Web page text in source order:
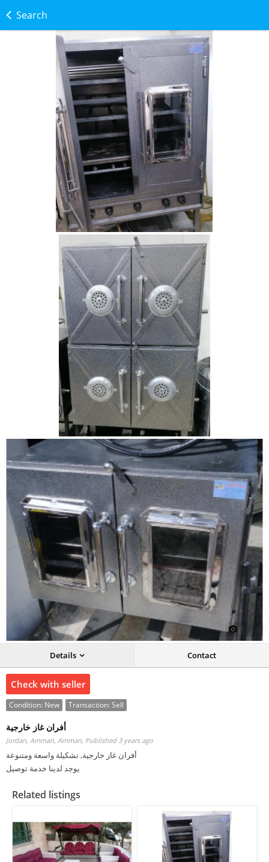
Search
1 3
Details Contact
Check with seller
Condition: New Transaction: Sell
أفران غاز خارجية
Jordan, Amman, Amman, Published 3 years ago
أفران غاز خارجية, تشكيلة واسعة ومتنوعة
يوجد لدينا خدمة توصيل
Related listings